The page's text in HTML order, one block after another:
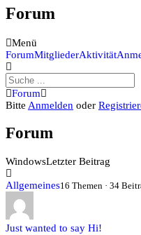
Forum
Menü
Forum-
Navigation
ForumMitgliederAktivität
Forum-
Breadcrumbs
Du
bist
Forum
Bitte Anmelden oder
Forum
WindowsLetzter Beitrag
Allgemeines16 Themen · 34
Just wanted to say Hi!